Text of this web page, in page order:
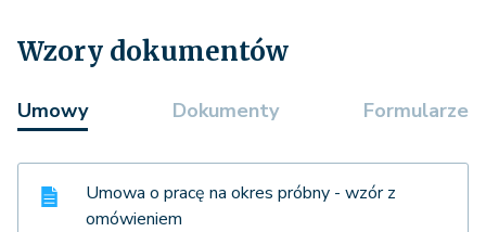
Wzory dokumentów
Umowy Dokumenty Formularze
Umowa o pracę na okres próbny - wzór z
omówieniem